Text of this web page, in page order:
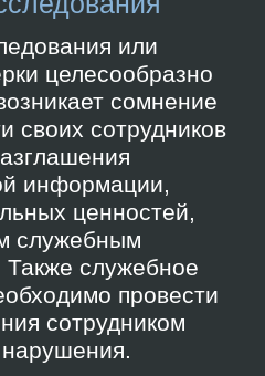
или
целесообразно
сомнение
своих сотрудников
информации,
ценностей,
служебным
служебное
провести
сотрудником